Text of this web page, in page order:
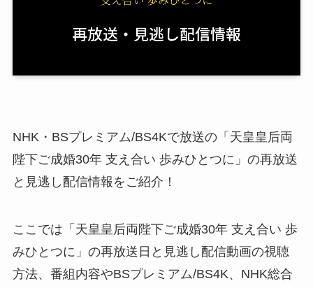
NHK・BSプレミアム/BS4Kで放送の「天皇皇后両
陛下ご成婚30年 支え合い 歩みひとつに」の再放送
と見逃し配信情報をご紹介！
ここでは「天皇皇后両陛下ご成婚30年 支え合い 歩
みひとつに」の再放送日と見逃し配信動画の視聴
方法、番組内容やBSプレミアム/BS4K、NHK総合